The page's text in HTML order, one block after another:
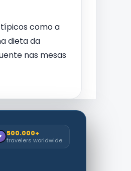
como a
dieta da
nas mesas
500.000+
travelers worldwide